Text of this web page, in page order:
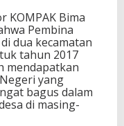
KOMPAK Bima
Pembina
dua kecamatan
tahun 2017
mendapatkan
yang
bagus dalam
di masing-